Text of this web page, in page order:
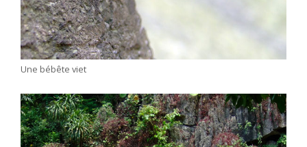
Une bébête viet